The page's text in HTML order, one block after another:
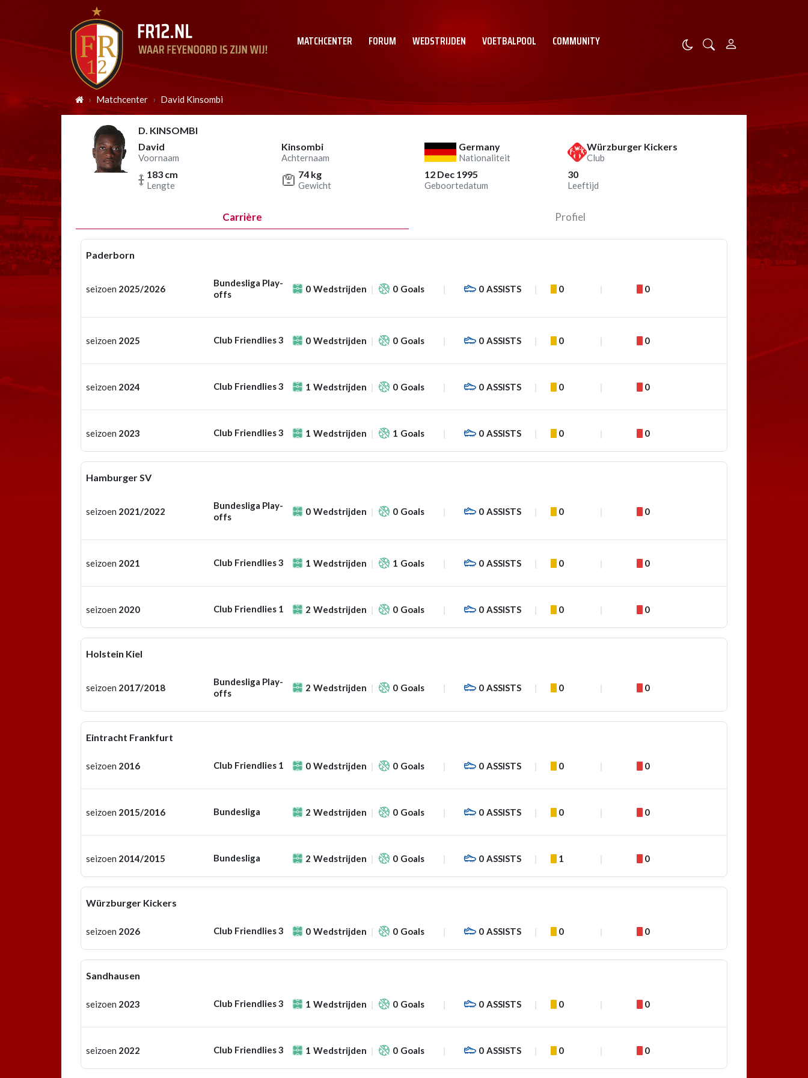
MATCHCENTER FORUM WEDSTRIJDEN VOETBALPOOL COMMUNITY
Matchcenter David Kinsombi
D. KINSOMBI
David
Voornaam
Kinsombi
Achternaam
Germany
Nationaliteit
Würzburger Kickers
Club
183 cm
Lengte
74 kg
Gewicht
12 Dec 1995
Geboortedatum
30
Leeftijd
Carrière Profiel
Paderborn
seizoen 2025/2026
Bundesliga Play-
offs
0 Wedstrijden 0 Goals 0 ASSISTS 0 0
seizoen 2025 Club Friendlies 3 0 Wedstrijden 0 Goals 0 ASSISTS 0 0
seizoen 2024 Club Friendlies 3 1 Wedstrijden 0 Goals 0 ASSISTS 0 0
seizoen 2023 Club Friendlies 3 1 Wedstrijden 1 Goals 0 ASSISTS 0 0
Hamburger SV
seizoen 2021/2022
Bundesliga Play-
offs
0 Wedstrijden 0 Goals 0 ASSISTS 0 0
seizoen 2021 Club Friendlies 3 1 Wedstrijden 1 Goals 0 ASSISTS 0 0
seizoen 2020 Club Friendlies 1 2 Wedstrijden 0 Goals 0 ASSISTS 0 0
Holstein Kiel
seizoen 2017/2018
Bundesliga Play-
offs
2 Wedstrijden 0 Goals 0 ASSISTS 0 0
Eintracht Frankfurt
seizoen 2016 Club Friendlies 1 0 Wedstrijden 0 Goals 0 ASSISTS 0 0
seizoen 2015/2016 Bundesliga 2 Wedstrijden 0 Goals 0 ASSISTS 0 0
seizoen 2014/2015 Bundesliga 2 Wedstrijden 0 Goals 0 ASSISTS 1 0
Würzburger Kickers
seizoen 2026 Club Friendlies 3 0 Wedstrijden 0 Goals 0 ASSISTS 0 0
Sandhausen
seizoen 2023 Club Friendlies 3 1 Wedstrijden 0 Goals 0 ASSISTS 0 0
seizoen 2022 Club Friendlies 3 1 Wedstrijden 0 Goals 0 ASSISTS 0 0